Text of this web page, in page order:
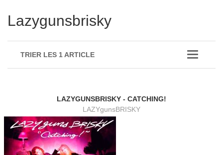
Lazygunsbrisky
TRIER LES 1 ARTICLE
LAZYGUNSBRISKY - CATCHING!
LAZYgunsBRISKY